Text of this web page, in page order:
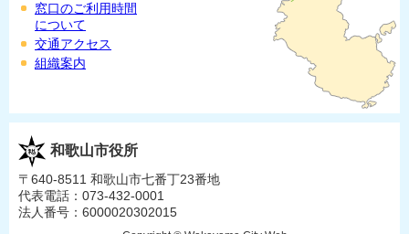
窓口のご利用時間
について
交通アクセス
組織案内
和歌山市役所
〒640-8511 和歌山市七番丁23番地
代表電話：073-432-0001
法人番号：6000020302015